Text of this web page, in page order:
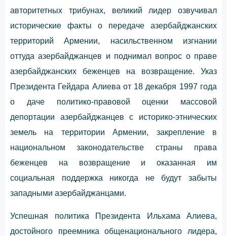
авторитетных трибунах, великий лидер озвучивал
исторические факты о передаче азербайджанских
территорий Армении, насильственном изгнании
оттуда азербайджанцев и поднимал вопрос о праве
азербайджанских беженцев на возвращение. Указ
Президента Гейдара Алиева от 18 декабря 1997 года
о даче политико-правовой оценки массовой
депортации азербайджанцев с историко-этнических
земель на территории Армении, закрепление в
национальном законодательстве страны права
беженцев на возвращение и оказанная им
социальная поддержка никогда не будут забыты
западными азербайджанцами.
Успешная политика Президента Ильхама Алиева,
достойного преемника общенационального лидера,